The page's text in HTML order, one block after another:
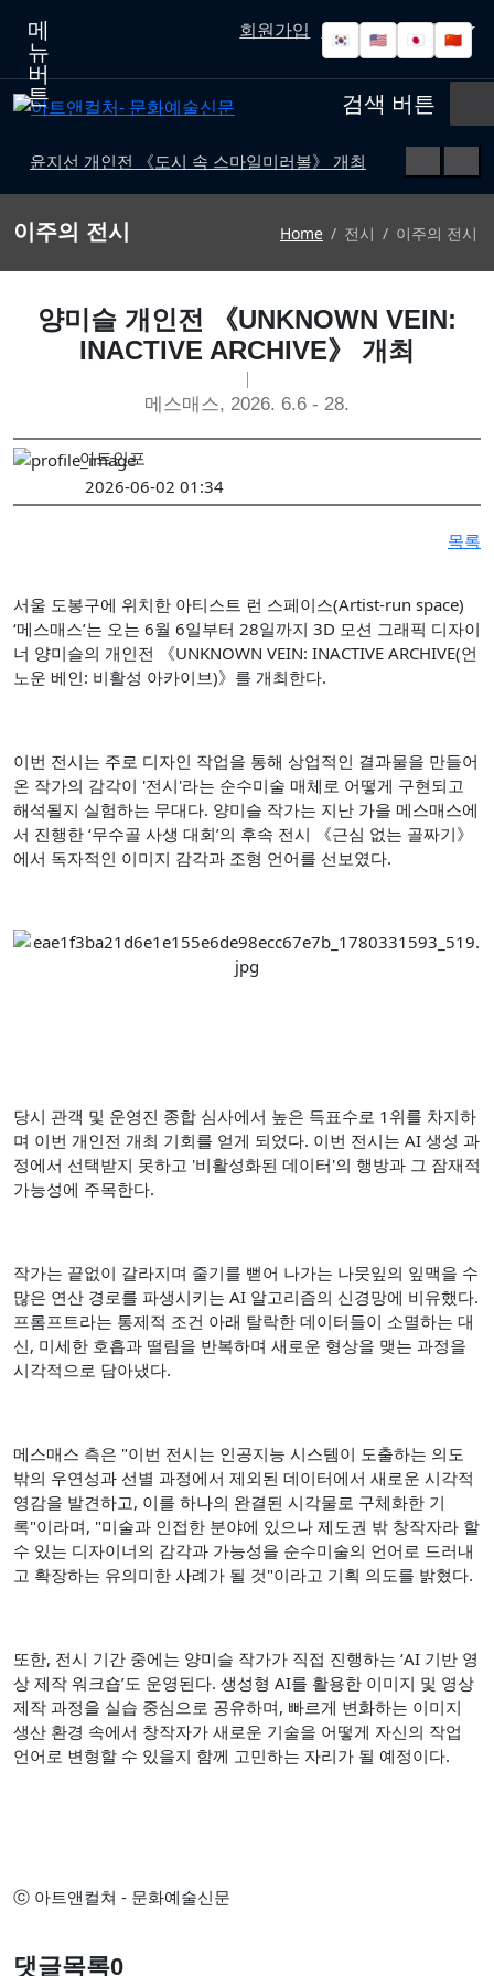
메
뉴
버
튼
회원가입 로그인 고객센터
윤지선 개인전 《도시 속 스마일미러볼》 개최
'가우디: 서울에서 다시 태어나다' 개막
예술사진전 《RE: Image — Photography as Art Object》 개최
'파인캐릭터 2026', DDP서 11월 개최
김소정•홍우진 2인전 《모래 가득 쥔 손》 개최
강민서·송이현진 2인전 《Fabricated Narratives 》 개최
6인의 그룹전 《뉴홉》 개최
김보경, 서민정 2인전 《두 개의 달》 개최
2026 경기도자비엔날레 국제공모전 대상작에 데이비드 라우어
검색 버튼
🇰🇷 🇺🇸 🇯🇵 🇨🇳
이주의 전시 Home 전시 이주의 전시
양미슬 개인전 《UNKNOWN VEIN:
INACTIVE ARCHIVE》 개최
메스매스, 2026. 6.6 - 28.
아트인포
2026-06-02 01:34
목록
서울 도봉구에 위치한 아티스트 런 스페이스(Artist-run space)
‘메스매스’는 오는 6월 6일부터 28일까지 3D 모션 그래픽 디자이
너 양미슬의 개인전 《UNKNOWN VEIN: INACTIVE ARCHIVE(언
노운 베인: 비활성 아카이브)》를 개최한다.
이번 전시는 주로 디자인 작업을 통해 상업적인 결과물을 만들어
온 작가의 감각이 '전시'라는 순수미술 매체로 어떻게 구현되고
해석될지 실험하는 무대다. 양미슬 작가는 지난 가을 메스매스에
서 진행한 ‘무수골 사생 대회’의 후속 전시 《근심 없는 골짜기》
에서 독자적인 이미지 감각과 조형 언어를 선보였다.
당시 관객 및 운영진 종합 심사에서 높은 득표수로 1위를 차지하
며 이번 개인전 개최 기회를 얻게 되었다. 이번 전시는 AI 생성 과
정에서 선택받지 못하고 '비활성화된 데이터'의 행방과 그 잠재적
가능성에 주목한다.
작가는 끝없이 갈라지며 줄기를 뻗어 나가는 나뭇잎의 잎맥을 수
많은 연산 경로를 파생시키는 AI 알고리즘의 신경망에 비유했다.
프롬프트라는 통제적 조건 아래 탈락한 데이터들이 소멸하는 대
신, 미세한 호흡과 떨림을 반복하며 새로운 형상을 맺는 과정을
시각적으로 담아냈다.
메스매스 측은 "이번 전시는 인공지능 시스템이 도출하는 의도
밖의 우연성과 선별 과정에서 제외된 데이터에서 새로운 시각적
영감을 발견하고, 이를 하나의 완결된 시각물로 구체화한 기
록"이라며, "미술과 인접한 분야에 있으나 제도권 밖 창작자라 할
수 있는 디자이너의 감각과 가능성을 순수미술의 언어로 드러내
고 확장하는 유의미한 사례가 될 것"이라고 기획 의도를 밝혔다.
또한, 전시 기간 중에는 양미슬 작가가 직접 진행하는 ‘AI 기반 영
상 제작 워크숍’도 운영된다. 생성형 AI를 활용한 이미지 및 영상
제작 과정을 실습 중심으로 공유하며, 빠르게 변화하는 이미지
생산 환경 속에서 창작자가 새로운 기술을 어떻게 자신의 작업
언어로 변형할 수 있을지 함께 고민하는 자리가 될 예정이다.
ⓒ 아트앤컬쳐 - 문화예술신문
댓글목록0